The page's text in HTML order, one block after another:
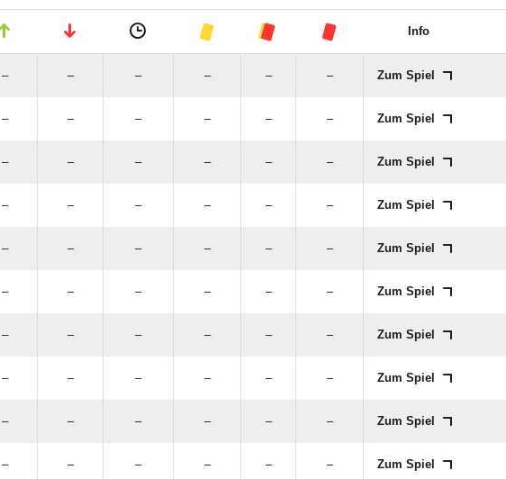
Info
– – – – – – Zum Spiel
– – – – – – Zum Spiel
– – – – – – Zum Spiel
– – – – – – Zum Spiel
– – – – – – Zum Spiel
– – – – – – Zum Spiel
– – – – – – Zum Spiel
– – – – – – Zum Spiel
– – – – – – Zum Spiel
– – – – – – Zum Spiel